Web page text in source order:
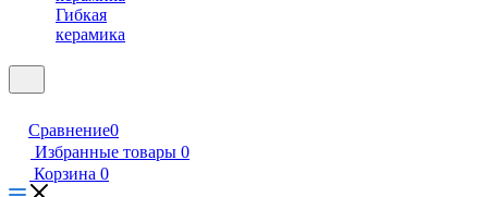
Гибкая
керамика
Сравнение0
Избранные товары 0
Корзина 0